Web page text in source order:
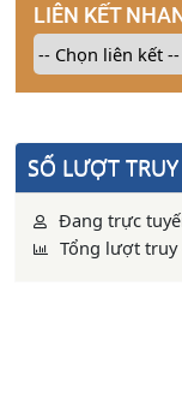
LIÊN KẾT
SỐ LƯỢT
Đang trực
Tổng lượt truy